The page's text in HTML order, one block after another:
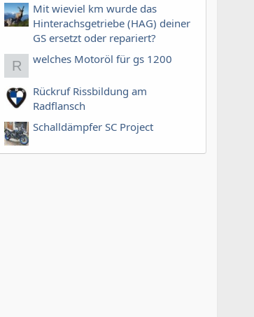
Mit wieviel km wurde das
Hinterachsgetriebe (HAG) deiner
GS ersetzt oder repariert?
R welches Motoröl für gs 1200
Rückruf Rissbildung am
Radflansch
Schalldämpfer SC Project